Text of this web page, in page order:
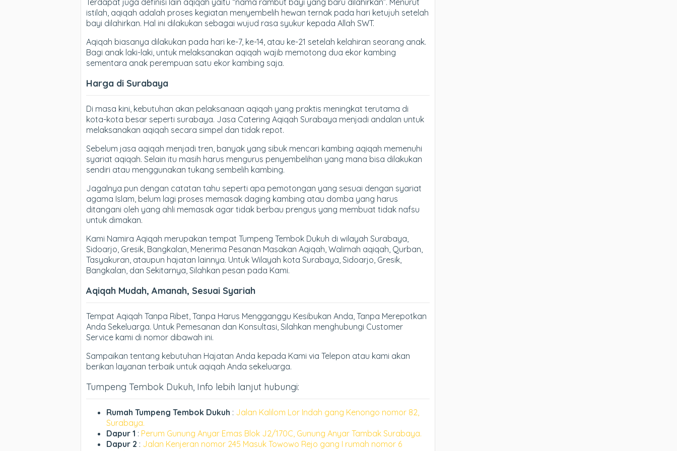
Terdapat juga definisi lain aqiqah yaitu “nama rambut bayi yang baru dilahirkan”. Menurut
istilah, aqiqah adalah proses kegiatan menyembelih hewan ternak pada hari ketujuh setelah
bayi dilahirkan. Hal ini dilakukan sebagai wujud rasa syukur kepada Allah SWT.
Aqiqah biasanya dilakukan pada hari ke-7, ke-14, atau ke-21 setelah kelahiran seorang anak.
Bagi anak laki-laki, untuk melaksanakan aqiqah wajib memotong dua ekor kambing
sementara anak perempuan satu ekor kambing saja.
Harga di Surabaya
Di masa kini, kebutuhan akan pelaksanaan aqiqah yang praktis meningkat terutama di
kota-kota besar seperti surabaya. Jasa Catering Aqiqah Surabaya menjadi andalan untuk
melaksanakan aqiqah secara simpel dan tidak repot.
Sebelum jasa aqiqah menjadi tren, banyak yang sibuk mencari kambing aqiqah memenuhi
syariat aqiqah. Selain itu masih harus mengurus penyembelihan yang mana bisa dilakukan
sendiri atau menggunakan tukang sembelih kambing.
Jagalnya pun dengan catatan tahu seperti apa pemotongan yang sesuai dengan syariat
agama Islam, belum lagi proses memasak daging kambing atau domba yang harus
ditangani oleh yang ahli memasak agar tidak berbau prengus yang membuat tidak nafsu
untuk dimakan.
Kami Namira Aqiqah merupakan tempat Tumpeng Tembok Dukuh di wilayah Surabaya,
Sidoarjo, Gresik, Bangkalan, Menerima Pesanan Masakan Aqiqah, Walimah aqiqah, Qurban,
Tasyakuran, ataupun hajatan lainnya. Untuk Wilayah kota Surabaya, Sidoarjo, Gresik,
Bangkalan, dan Sekitarnya, Silahkan pesan pada Kami.
Aqiqah Mudah, Amanah, Sesuai Syariah
Tempat Aqiqah Tanpa Ribet, Tanpa Harus Mengganggu Kesibukan Anda, Tanpa Merepotkan
Anda Sekeluarga. Untuk Pemesanan dan Konsultasi, Silahkan menghubungi Customer
Service kami di nomor dibawah ini.
Sampaikan tentang kebutuhan Hajatan Anda kepada Kami via Telepon atau kami akan
berikan layanan terbaik untuk aqiqah Anda sekeluarga.
Tumpeng Tembok Dukuh, Info lebih lanjut hubungi:
Rumah Tumpeng Tembok Dukuh : Jalan Kalilom Lor Indah gang Kenongo nomor 82,
Surabaya.
Dapur 1 : Perum Gunung Anyar Emas Blok J2/170C, Gunung Anyar Tambak Surabaya.
Dapur 2 : Jalan Kenjeran nomor 245 Masuk Towowo Rejo gang I rumah nomor 6